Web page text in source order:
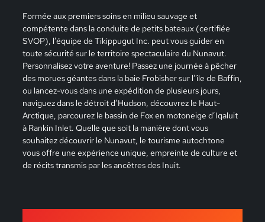
Formée aux premiers soins en milieu sauvage et
compétente dans la conduite de petits bateaux (certifiée
SVOP), l’équipe de Tikippugut Inc. peut vous guider en
toute sécurité sur le territoire spectaculaire du Nunavut.
Personnalisez votre aventure! Passez une journée à pêcher
des morues géantes dans la baie Frobisher sur l’île de Baffin,
ou lancez-vous dans une expédition de plusieurs jours,
naviguez dans le détroit d’Hudson, découvrez le Haut-
Arctique, parcourez le bassin de Fox en motoneige d’Iqaluit
à Rankin Inlet. Quelle que soit la manière dont vous
souhaitez découvrir le Nunavut, le tourisme autochtone
vous offre une expérience unique, empreinte de culture et
de récits transmis par les ancêtres des Inuit.